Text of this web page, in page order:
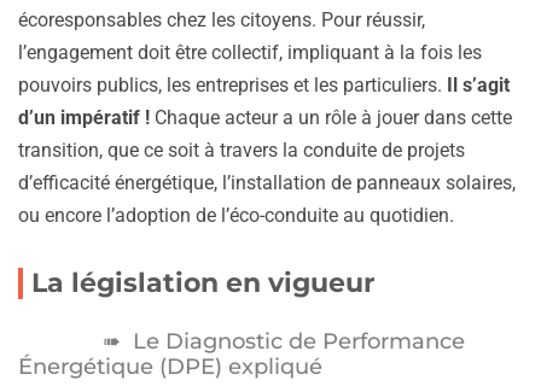
écoresponsables chez les citoyens. Pour réussir,
l’engagement doit être collectif, impliquant à la fois les
pouvoirs publics, les entreprises et les particuliers. Il s’agit
d’un impératif ! Chaque acteur a un rôle à jouer dans cette
transition, que ce soit à travers la conduite de projets
d’efficacité énergétique, l’installation de panneaux solaires,
ou encore l’adoption de l’éco-conduite au quotidien.
La législation en vigueur
Le Diagnostic de Performance
Énergétique (DPE) expliqué